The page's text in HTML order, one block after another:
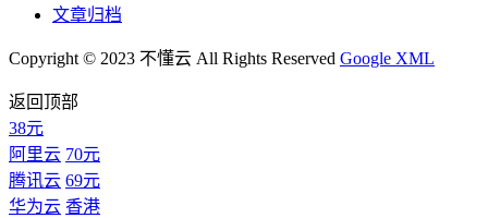
文章归档
Copyright © 2023 不懂云 All Rights Reserved Google XML
返回顶部
38元
阿里云 70元
腾讯云 69元
华为云 香港